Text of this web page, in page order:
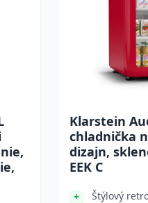
Klarstein
chladnička
dizajn,
EEK C
Štýlový